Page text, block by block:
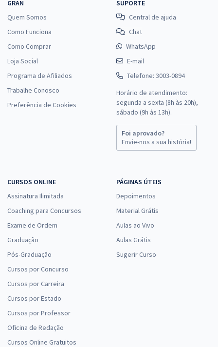
GRAN
Quem Somos
Como Funciona
Como Comprar
Loja Social
Programa de Afiliados
Trabalhe Conosco
Preferência de Cookies
SUPORTE
Central de ajuda
Chat
WhatsApp
E-mail
Telefone: 3003-0894
Horário de atendimento:
segunda a sexta (8h às 20h),
sábado (9h às 13h).
Foi aprovado?
Envie-nos a sua história!
CURSOS ONLINE
Assinatura Ilimitada
Coaching para Concursos
Exame de Ordem
Graduação
Pós-Graduação
Cursos por Concurso
Cursos por Carreira
Cursos por Estado
Cursos por Professor
Oficina de Redação
Cursos Online Gratuitos
PÁGINAS ÚTEIS
Depoimentos
Material Grátis
Aulas ao Vivo
Aulas Grátis
Sugerir Curso